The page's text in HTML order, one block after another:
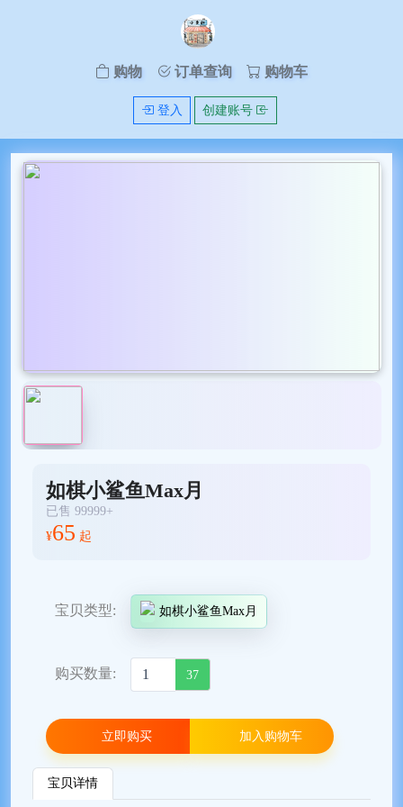
购物 订单查询 购物车
登入 创建账号
如棋小鲨鱼Max月
已售 99999+
¥65 起
宝贝类型: 如棋小鲨鱼Max月
购买数量: 37
立即购买 加入购物车
宝贝详情